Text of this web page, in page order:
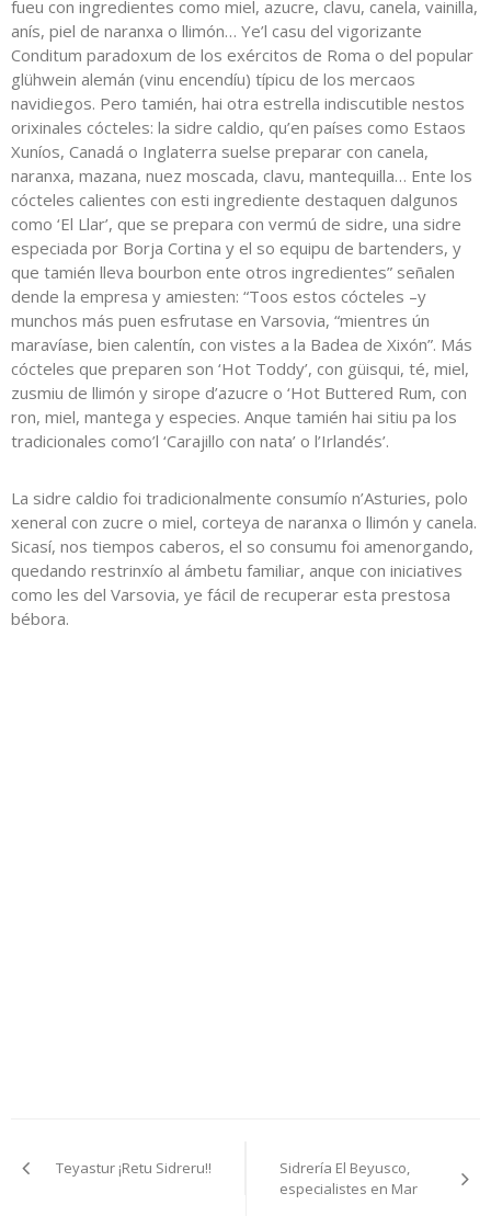
fueu con ingredientes como miel, azucre, clavu, canela, vainilla,
anís, piel de naranxa o llimón… Ye’l casu del vigorizante
Conditum paradoxum de los exércitos de Roma o del popular
glühwein alemán (vinu encendíu) típicu de los mercaos
navidiegos. Pero tamién, hai otra estrella indiscutible nestos
orixinales cócteles: la sidre caldio, qu’en países como Estaos
Xuníos, Canadá o Inglaterra suelse preparar con canela,
naranxa, mazana, nuez moscada, clavu, mantequilla… Ente los
cócteles calientes con esti ingrediente destaquen dalgunos
como ‘El Llar’, que se prepara con vermú de sidre, una sidre
especiada por Borja Cortina y el so equipu de bartenders, y
que tamién lleva bourbon ente otros ingredientes” señalen
dende la empresa y amiesten: “Toos estos cócteles –y
munchos más puen esfrutase en Varsovia, “mientres ún
maravíase, bien calentín, con vistes a la Badea de Xixón”. Más
cócteles que preparen son ‘Hot Toddy’, con güisqui, té, miel,
zusmiu de llimón y sirope d’azucre o ‘Hot Buttered Rum, con
ron, miel, mantega y especies. Anque tamién hai sitiu pa los
tradicionales como’l ‘Carajillo con nata’ o l’Irlandés’.
La sidre caldio foi tradicionalmente consumío n’Asturies, polo
xeneral con zucre o miel, corteya de naranxa o llimón y canela.
Sicasí, nos tiempos caberos, el so consumu foi amenorgando,
quedando restrinxío al ámbetu familiar, anque con iniciatives
como les del Varsovia, ye fácil de recuperar esta prestosa
bébora.
pelos
Teyastur ¡Retu Sidreru!!
Sidrería El Beyusco,
especialistes en Mar